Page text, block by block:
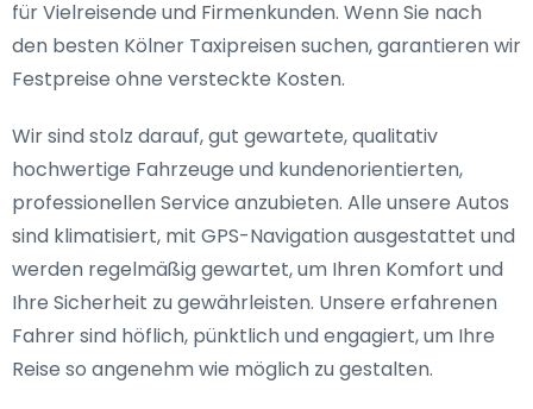
für Vielreisende und Firmenkunden. Wenn Sie nach
den besten Kölner Taxipreisen suchen, garantieren wir
Festpreise ohne versteckte Kosten.
Wir sind stolz darauf, gut gewartete, qualitativ
hochwertige Fahrzeuge und kundenorientierten,
professionellen Service anzubieten. Alle unsere Autos
sind klimatisiert, mit GPS-Navigation ausgestattet und
werden regelmäßig gewartet, um Ihren Komfort und
Ihre Sicherheit zu gewährleisten. Unsere erfahrenen
Fahrer sind höflich, pünktlich und engagiert, um Ihre
Reise so angenehm wie möglich zu gestalten.